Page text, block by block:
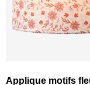
Applique motifs